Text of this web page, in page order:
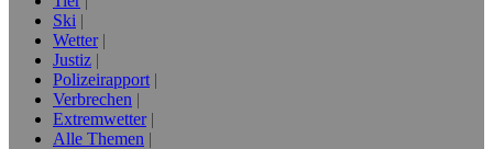
Ski
Wetter
Justiz
Polizeirapport
Verbrechen
Extremwetter
Alle Themen